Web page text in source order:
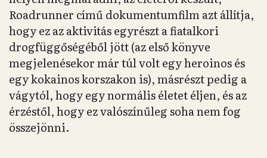
Roadrunner című dokumentumfilm azt állítja,
hogy ez az aktivitás egyrészt a fiatalkori
drogfüggőségéből jött (az első könyve
megjelenésekor már túl volt egy heroinos és
egy kokainos korszakon is), másrészt pedig a
vágytól, hogy egy normális életet éljen, és az
érzéstől, hogy ez valószínűleg soha nem fog
összejönni.